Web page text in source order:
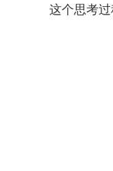
这个思考